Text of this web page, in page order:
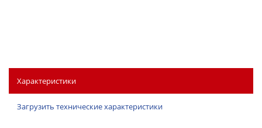
Характеристики
Загрузить технические характеристики